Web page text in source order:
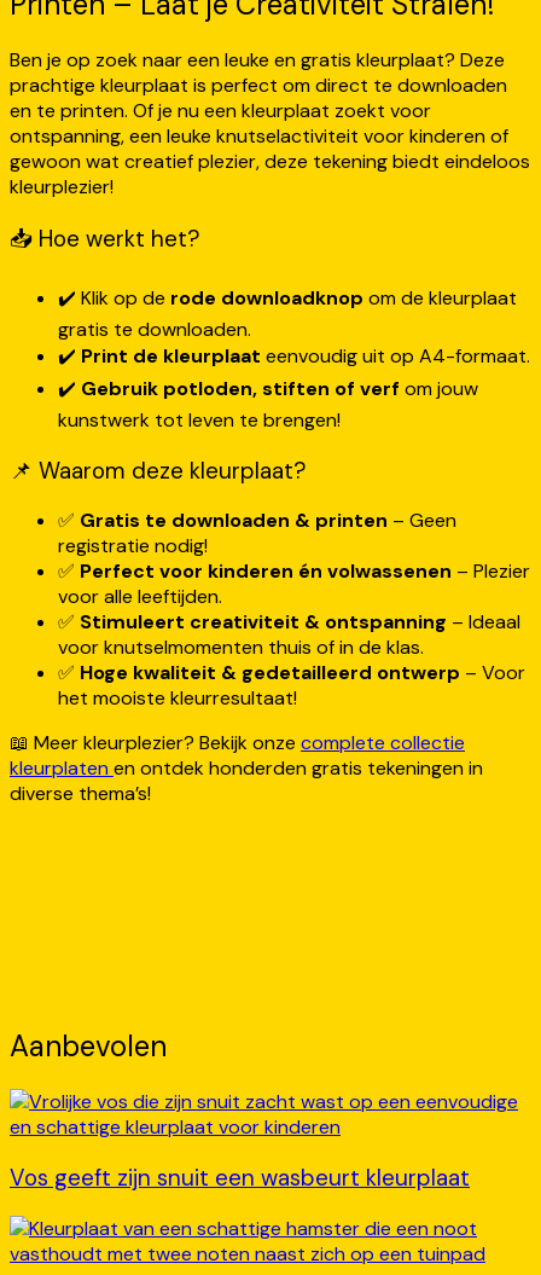
Ben je op zoek naar een leuke en gratis kleurplaat? Deze
prachtige kleurplaat is perfect om direct te downloaden
en te printen. Of je nu een kleurplaat zoekt voor
ontspanning, een leuke knutselactiviteit voor kinderen of
gewoon wat creatief plezier, deze tekening biedt eindeloos
kleurplezier!
📥 Hoe werkt het?
✔️ Klik op de rode downloadknop om de kleurplaat
gratis te downloaden.
✔️ Print de kleurplaat eenvoudig uit op A4-formaat.
✔️ Gebruik potloden, stiften of verf om jouw
kunstwerk tot leven te brengen!
📌 Waarom deze kleurplaat?
✅ Gratis te downloaden & printen – Geen
registratie nodig!
✅ Perfect voor kinderen én volwassenen – Plezier
voor alle leeftijden.
✅ Stimuleert creativiteit & ontspanning – Ideaal
voor knutselmomenten thuis of in de klas.
✅ Hoge kwaliteit & gedetailleerd ontwerp – Voor
het mooiste kleurresultaat!
📖 Meer kleurplezier? Bekijk onze complete collectie
kleurplatenen ontdek honderden gratis tekeningen in
diverse thema’s!
Aanbevolen
Vos geeft zijn snuit een wasbeurt kleurplaat